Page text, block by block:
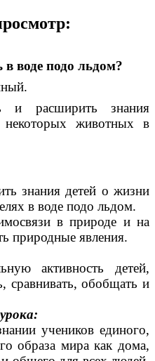
воде подо льдом?
и расширить знания
животных в
знания детей о жизни
в воде подо льдом.
в природе и на
природные явления.
активность детей,
сравнивать, обобщать и
учеников единого,
образа мира как дома,